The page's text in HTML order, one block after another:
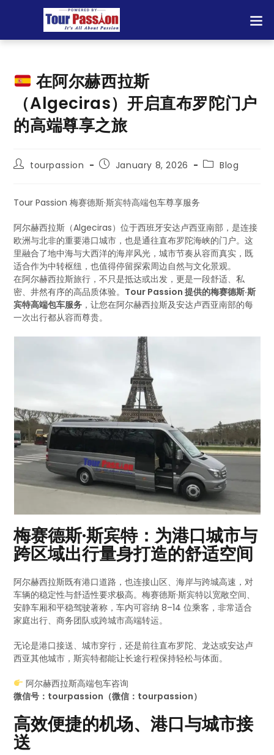
在阿尔赫西拉斯
（Algeciras）开启直布罗陀门户
的高端尊享之旅
tourpassion January 8, 2026 Blog
Tour Passion 梅赛德斯·斯宾特高端包车尊享服务
阿尔赫西拉斯（Algeciras）位于西班牙安达卢西亚南部，是连接
欧洲与北非的重要港口城市，也是通往直布罗陀海峡的门户。这
里融合了地中海与大西洋的海岸风光，城市节奏从容而真实，既
适合作为中转枢纽，也值得停留探索周边自然与文化景观。
在阿尔赫西拉斯旅行，不只是抵达或出发，更是一段舒适、私
密、井然有序的高品质体验。 Tour Passion 提供的梅赛德斯·斯
宾特高端包车服务 ，让您在阿尔赫西拉斯及安达卢西亚南部的每
一次出行都从容而尊贵。
梅赛德斯·斯宾特：为港口城市与
跨区域出行量身打造的舒适空间
阿尔赫西拉斯既有港口道路，也连接山区、海岸与跨城高速，对
车辆的稳定性与舒适性要求极高。梅赛德斯·斯宾特以宽敞空间、
安静车厢和平稳驾驶著称，车内可容纳 8–14 位乘客，非常适合
家庭出行、商务团队或跨城市高端转运。
无论是港口接送、城市穿行，还是前往直布罗陀、龙达或安达卢
西亚其他城市，斯宾特都能让长途行程保持轻松与体面。
阿尔赫西拉斯高端包车咨询
微信号：tourpassion（微信：tourpassion）
高效便捷的机场、港口与城市接
送